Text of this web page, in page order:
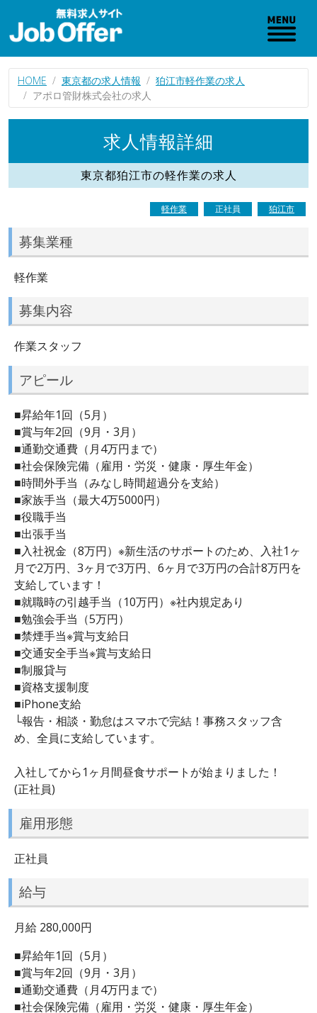
HOME 東京都の求人情報
狛江市軽作業の求人
アポロ管財株式会社の求人
求人情報詳細
東京都狛江市の軽作業の求人
軽作業 正社員 狛江市
募集業種
軽作業
募集内容
作業スタッフ
アピール
■昇給年1回（5月）
■賞与年2回（9月・3月）
■通勤交通費（月4万円まで）
■社会保険完備（雇用・労災・健康・厚生年金）
■時間外手当（みなし時間超過分を支給）
■家族手当（最大4万5000円）
■役職手当
■出張手当
■入社祝金（8万円）※新生活のサポートのため、入社1ヶ
月で2万円、3ヶ月で3万円、6ヶ月で3万円の合計8万円を
支給しています！
■就職時の引越手当（10万円）※社内規定あり
■勉強会手当（5万円）
■禁煙手当※賞与支給日
■交通安全手当※賞与支給日
■制服貸与
■資格支援制度
■iPhone支給
└報告・相談・勤怠はスマホで完結！事務スタッフ含
め、全員に支給しています。
入社してから1ヶ月間昼食サポートが始まりました！
(正社員)
雇用形態
正社員
給与
月給 280,000円
■昇給年1回（5月）
■賞与年2回（9月・3月）
■通勤交通費（月4万円まで）
■社会保険完備（雇用・労災・健康・厚生年金）